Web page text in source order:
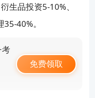
生品投资5-10%、
40%。
考
免费领取